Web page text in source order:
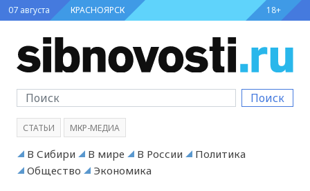
07 августа КРАСНОЯРСК 18+
Поиск
СТАТЬИ МКР-МЕДИА
В Сибири В мире В России
Политика
Общество
Экономика